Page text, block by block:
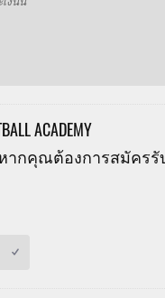
ACADEMY
ากคุณต้องการสมัครรั